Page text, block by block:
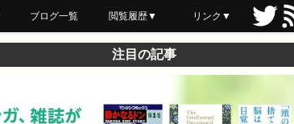
ブログ一覧 閲覧履歴▼
最近読んだ
あとで読む
ブックマーク
リンク▼
注目の記事